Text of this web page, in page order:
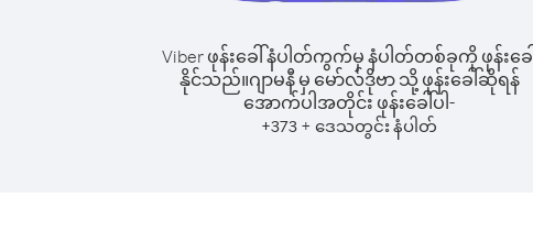
Viber ဖုန်းခေါ်နံပါတ်ကွက်မှ နံပါတ်တစ်ခုကို ဖုန်းခေါ်
နိုင်သည်။ဂျာမနီ မှ မော်လ်ဒိုဗာ သို့ ဖုန်းခေါ်ဆိုရန်
အောက်ပါအတိုင်း ဖုန်းခေါ်ပါ-
+373 + ဒေသတွင်း နံပါတ်